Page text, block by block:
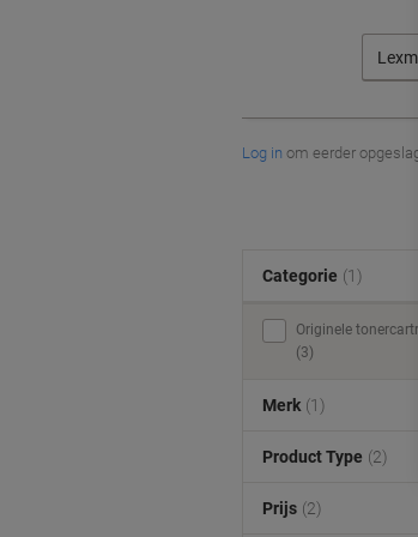
Log in om eerder
Categorie (1)
Originele
(3)
Merk (1)
Product Type (2)
Prijs (2)